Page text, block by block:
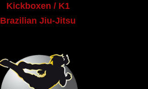
Kickboxen / K1
Brazilian Jiu-Jitsu